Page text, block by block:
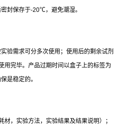
封保存于-20℃，避免潮湿。
验需求可分多次使用；使用后的剩余试剂
用完毕。产品过期时间以盒子上的标签为
是稳定的。
材，实验方法，实验结果及结果说明）；